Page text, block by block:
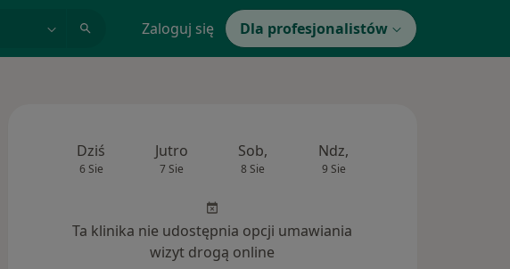
Zaloguj się Dla profesjonalistów
Dziś
6 Sie
Jutro
7 Sie
Sob,
8 Sie
Ndz,
9 Sie
Ta klinika nie udostępnia opcji umawiania
wizyt drogą online